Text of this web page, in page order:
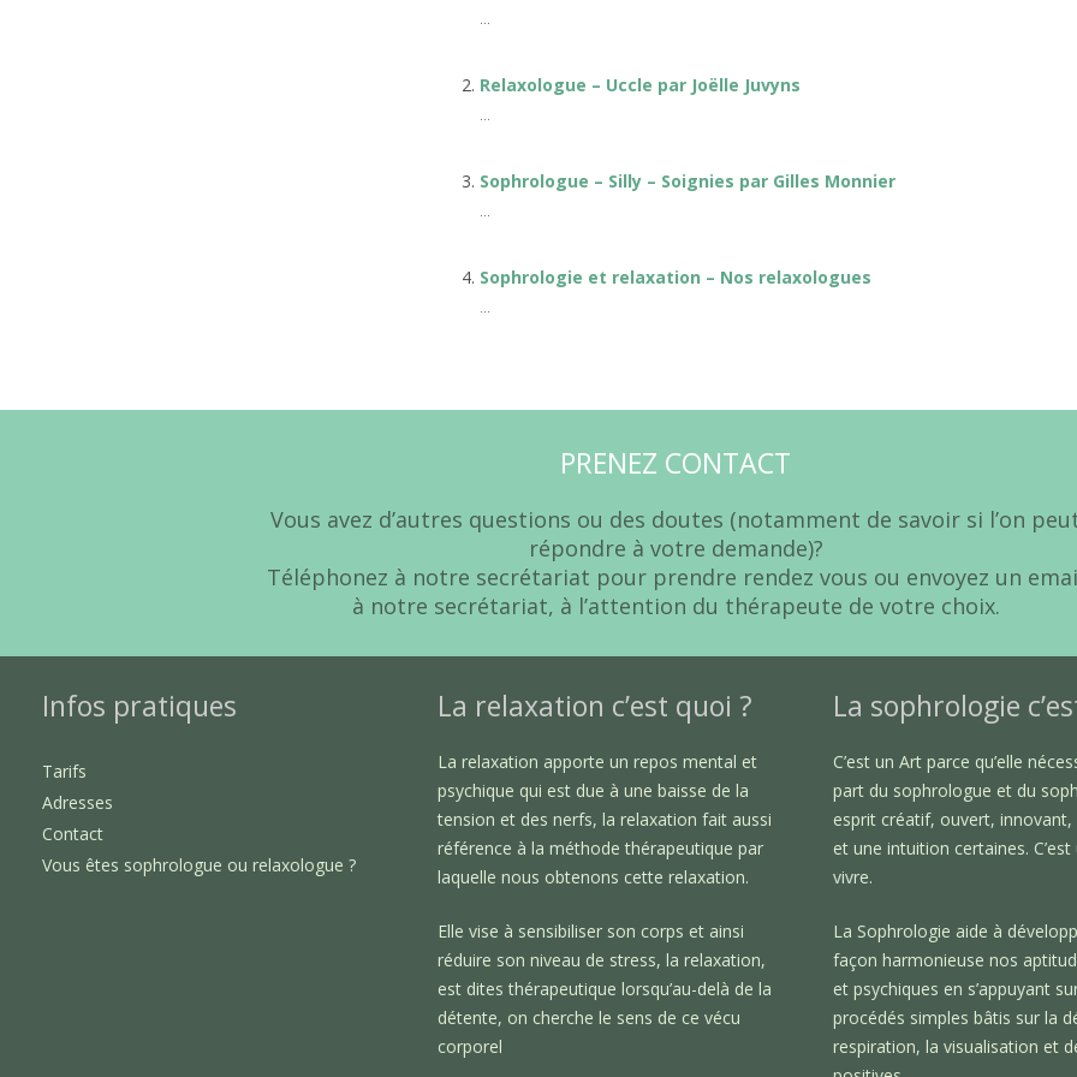
...
Relaxologue – Uccle par Joëlle Juvyns
...
Sophrologue – Silly – Soignies par Gilles Monnier
...
Sophrologie et relaxation – Nos relaxologues
...
PRENEZ CONTACT
Vous avez d’autres questions ou des doutes (notamment de savoir si l’on
répondre à votre demande)?
Téléphonez à notre secrétariat pour prendre rendez vous ou envoyez un
à notre secrétariat, à l’attention du thérapeute de votre choix.
Infos pratiques
Tarifs
Adresses
Contact
Vous êtes sophrologue ou relaxologue ?
La relaxation c’est quoi ?
La relaxation apporte un repos mental et
psychique qui est due à une baisse de la
tension et des nerfs, la relaxation fait aussi
référence à la méthode thérapeutique par
laquelle nous obtenons cette relaxation.
Elle vise à sensibiliser son corps et ainsi
réduire son niveau de stress, la relaxation,
est dites thérapeutique lorsqu’au-delà de la
détente, on cherche le sens de ce vécu
corporel
La sophrologie
C’est un Art parce qu’elle
part du sophrologue et du
esprit créatif, ouvert, innovant,
et une intuition certaines.
vivre.
La Sophrologie aide à
façon harmonieuse nos
et psychiques en s’appuyant
procédés simples bâtis sur la
respiration, la visualisation et